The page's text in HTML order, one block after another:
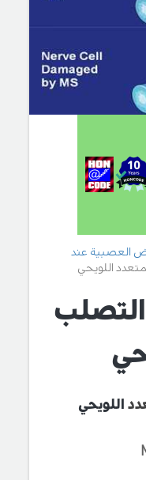
العصبية عند
اللويحي
اللويحي